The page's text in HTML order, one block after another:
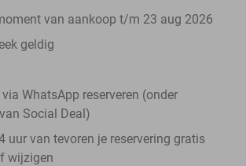
van aankoop t/m 23 aug 2026
geldig
WhatsApp reserveren (onder
Social Deal)
uur van tevoren je reservering gratis
wijzigen